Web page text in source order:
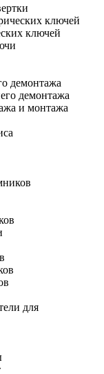
ключей
ключей
демонтажа
демонтажа
и монтажа
для